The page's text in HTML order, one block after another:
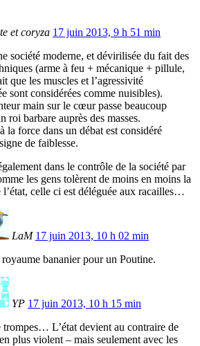
et coryza 17 juin 2013, 9 h 51 min
société moderne, et dévirilisée du fait des
(arme à feu + mécanique + pillule,
que les muscles et l’agressivité
sont considérées comme nuisibles).
main sur le cœur passe beaucoup
roi barbare auprès des masses.
la force dans un débat est considéré
de faiblesse.
dans le contrôle de la société par
les gens tolèrent de moins en moins la
l’état, celle ci est déléguée aux racailles…
LaM 17 juin 2013, 10 h 02 min
bananier pour un Poutine.
YP 17 juin 2013, 10 h 15 min
trompes… L’état devient au contraire de
plus violent – mais seulement avec les